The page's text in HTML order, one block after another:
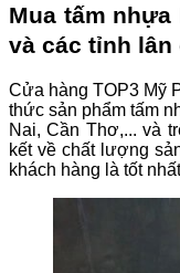
Mua tấm nhựa
và các tỉnh lân
Cửa hàng TOP3 Mỹ
thức sản phẩm tấm
Nai, Cần Thơ,... và
kết về chất lượng
khách hàng là tốt